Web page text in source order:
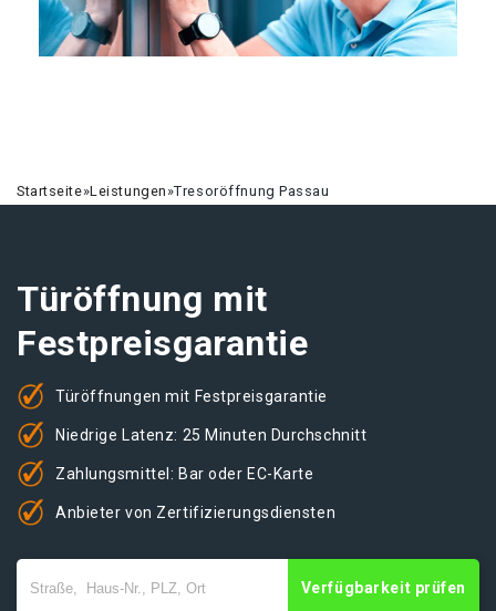
Startseite»Leistungen»Tresoröffnung Passau
Türöffnung mit
Festpreisgarantie
Türöffnungen mit Festpreisgarantie
Niedrige Latenz: 25 Minuten Durchschnitt
Zahlungsmittel: Bar oder EC-Karte
Anbieter von Zertifizierungsdiensten
Verfügbarkeit prüfen